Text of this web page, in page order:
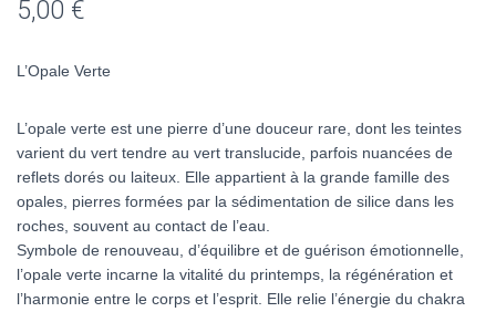
5,00 €
L’Opale Verte
L’opale verte est une pierre d’une douceur rare, dont les teintes
varient du vert tendre au vert translucide, parfois nuancées de
reflets dorés ou laiteux. Elle appartient à la grande famille des
opales, pierres formées par la sédimentation de silice dans les
roches, souvent au contact de l’eau.
Symbole de renouveau, d’équilibre et de guérison émotionnelle,
l’opale verte incarne la vitalité du printemps, la régénération et
l’harmonie entre le corps et l’esprit. Elle relie l’énergie du chakra